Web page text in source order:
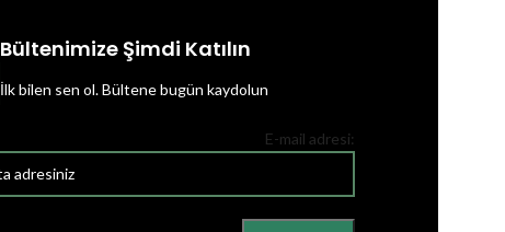
Bültenimize Şimdi Katılın
İlk bilen sen ol.Bültene bugün kaydolun
E-mail adresi: